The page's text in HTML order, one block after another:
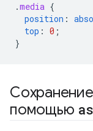
.media {
position :
top : 0 ;
}
помощью